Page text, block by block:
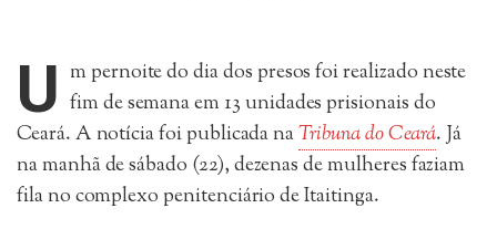
U m pernoite do dia dos presos foi realizado neste
fim de semana em 13 unidades prisionais do
Ceará. A notícia foi publicada naTribuna do Ceará. Já
na manhã de sábado (22), dezenas de mulheres faziam
fila no complexo penitenciário de Itaitinga.